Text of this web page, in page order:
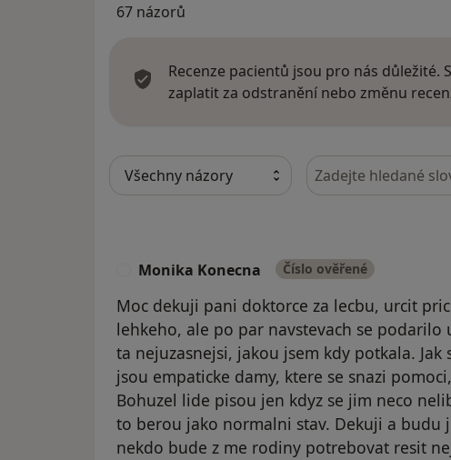
67 názorů
Recenze pacientů jsou pro nás důležité.
zaplatit za odstranění nebo změnu
Hledejte v názorech
Monika Konecna Číslo ověřené
Moc dekuji pani doktorce za lecbu, urcit
lehkeho, ale po par navstevach se podarilo
ta nejuzasnejsi, jakou jsem kdy potkala.
jsou empaticke damy, ktere se snazi
Bohuzel lide pisou jen kdyz se jim neco
to berou jako normalni stav. Dekuji a budu
nekdo bude z me rodiny potrebovat resit